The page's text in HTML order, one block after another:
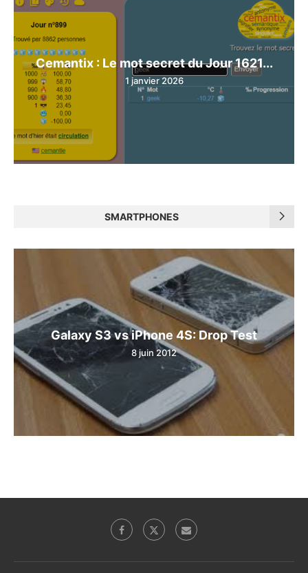
Cemantix : Le mot secret du Jour 1621...
1 janvier 2026
SMARTPHONES
Galaxy S3 vs iPhone 4S: Drop Test
8 juin 2012